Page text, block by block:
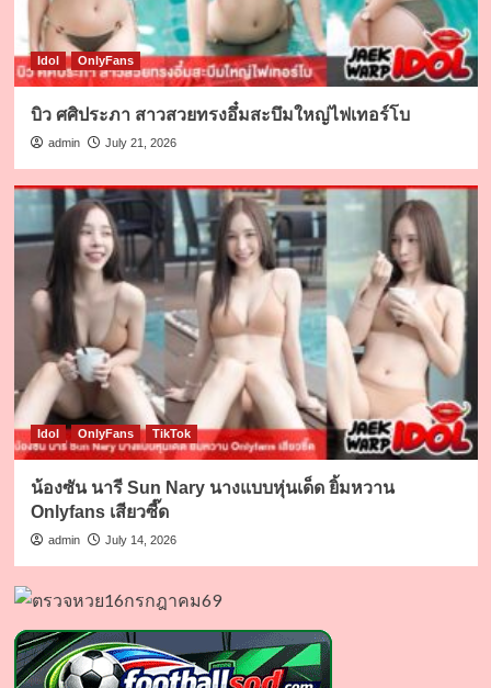
Idol OnlyFans
บิว ศศิประภา สาวสวยทรงอึ๋มสะบึมใหญ่ไฟเทอร์โบ
admin July 21, 2026
Idol OnlyFans TikTok
น้องซัน นารี Sun Nary นางแบบหุ่นเด็ด ยิ้มหวาน
Onlyfans เสียวซี๊ด
admin July 14, 2026